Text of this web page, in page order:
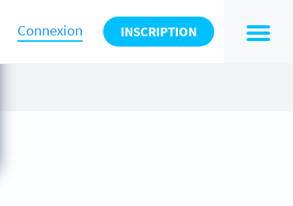
Connexion INSCRIPTION